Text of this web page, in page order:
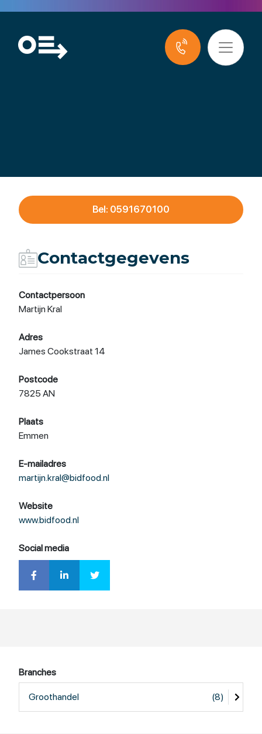
Bel: 0591670100
Contactgegevens
Contactpersoon
Martijn Kral
Adres
James Cookstraat 14
Postcode
7825 AN
Plaats
Emmen
E-mailadres
martijn.kral@bidfood.nl
Website
www.bidfood.nl
Social media
Branches
Groothandel (8)